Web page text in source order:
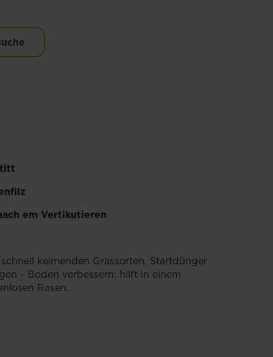
em Vertikutieren
keimenden Grassorten, Startdünger
- Boden verbessern: hilft in einem
Rasen.